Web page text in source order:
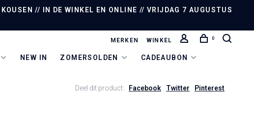
// IN DE WINKEL EN ONLINE // VRIJDAG 7 AUGUSTUS
NEW IN ZOMERSOLDEN CADEAUBON
MERKEN WINKEL 0
Deel dit product: Facebook Twitter Pinterest